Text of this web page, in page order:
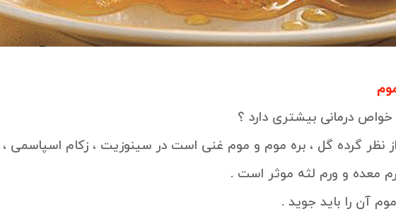
درمانی بیشتری دارد ؟
نظر گرده گل ، بره موم و موم غنی است در سینوزیت ، زکام اسپاسمی ،
معده و ورم لثه موثر است .
آن را باید جوید .